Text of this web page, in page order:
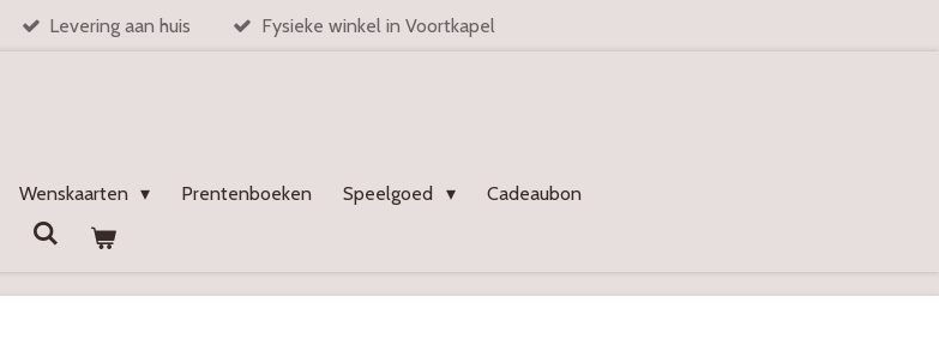
Levering aan huis Fysieke winkel in Voortkapel
Wenskaarten Prentenboeken Speelgoed
Cadeaubon